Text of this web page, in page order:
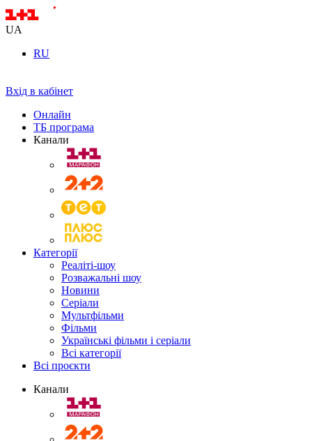
UA
RU
Вхід в кабінет
Онлайн
ТБ програма
Канали
Категорії
Реаліті-шоу
Розважальні шоу
Новини
Серіали
Мультфільми
Фільми
Українські фільми і серіали
Всі категорії
Всі проєкти
Канали